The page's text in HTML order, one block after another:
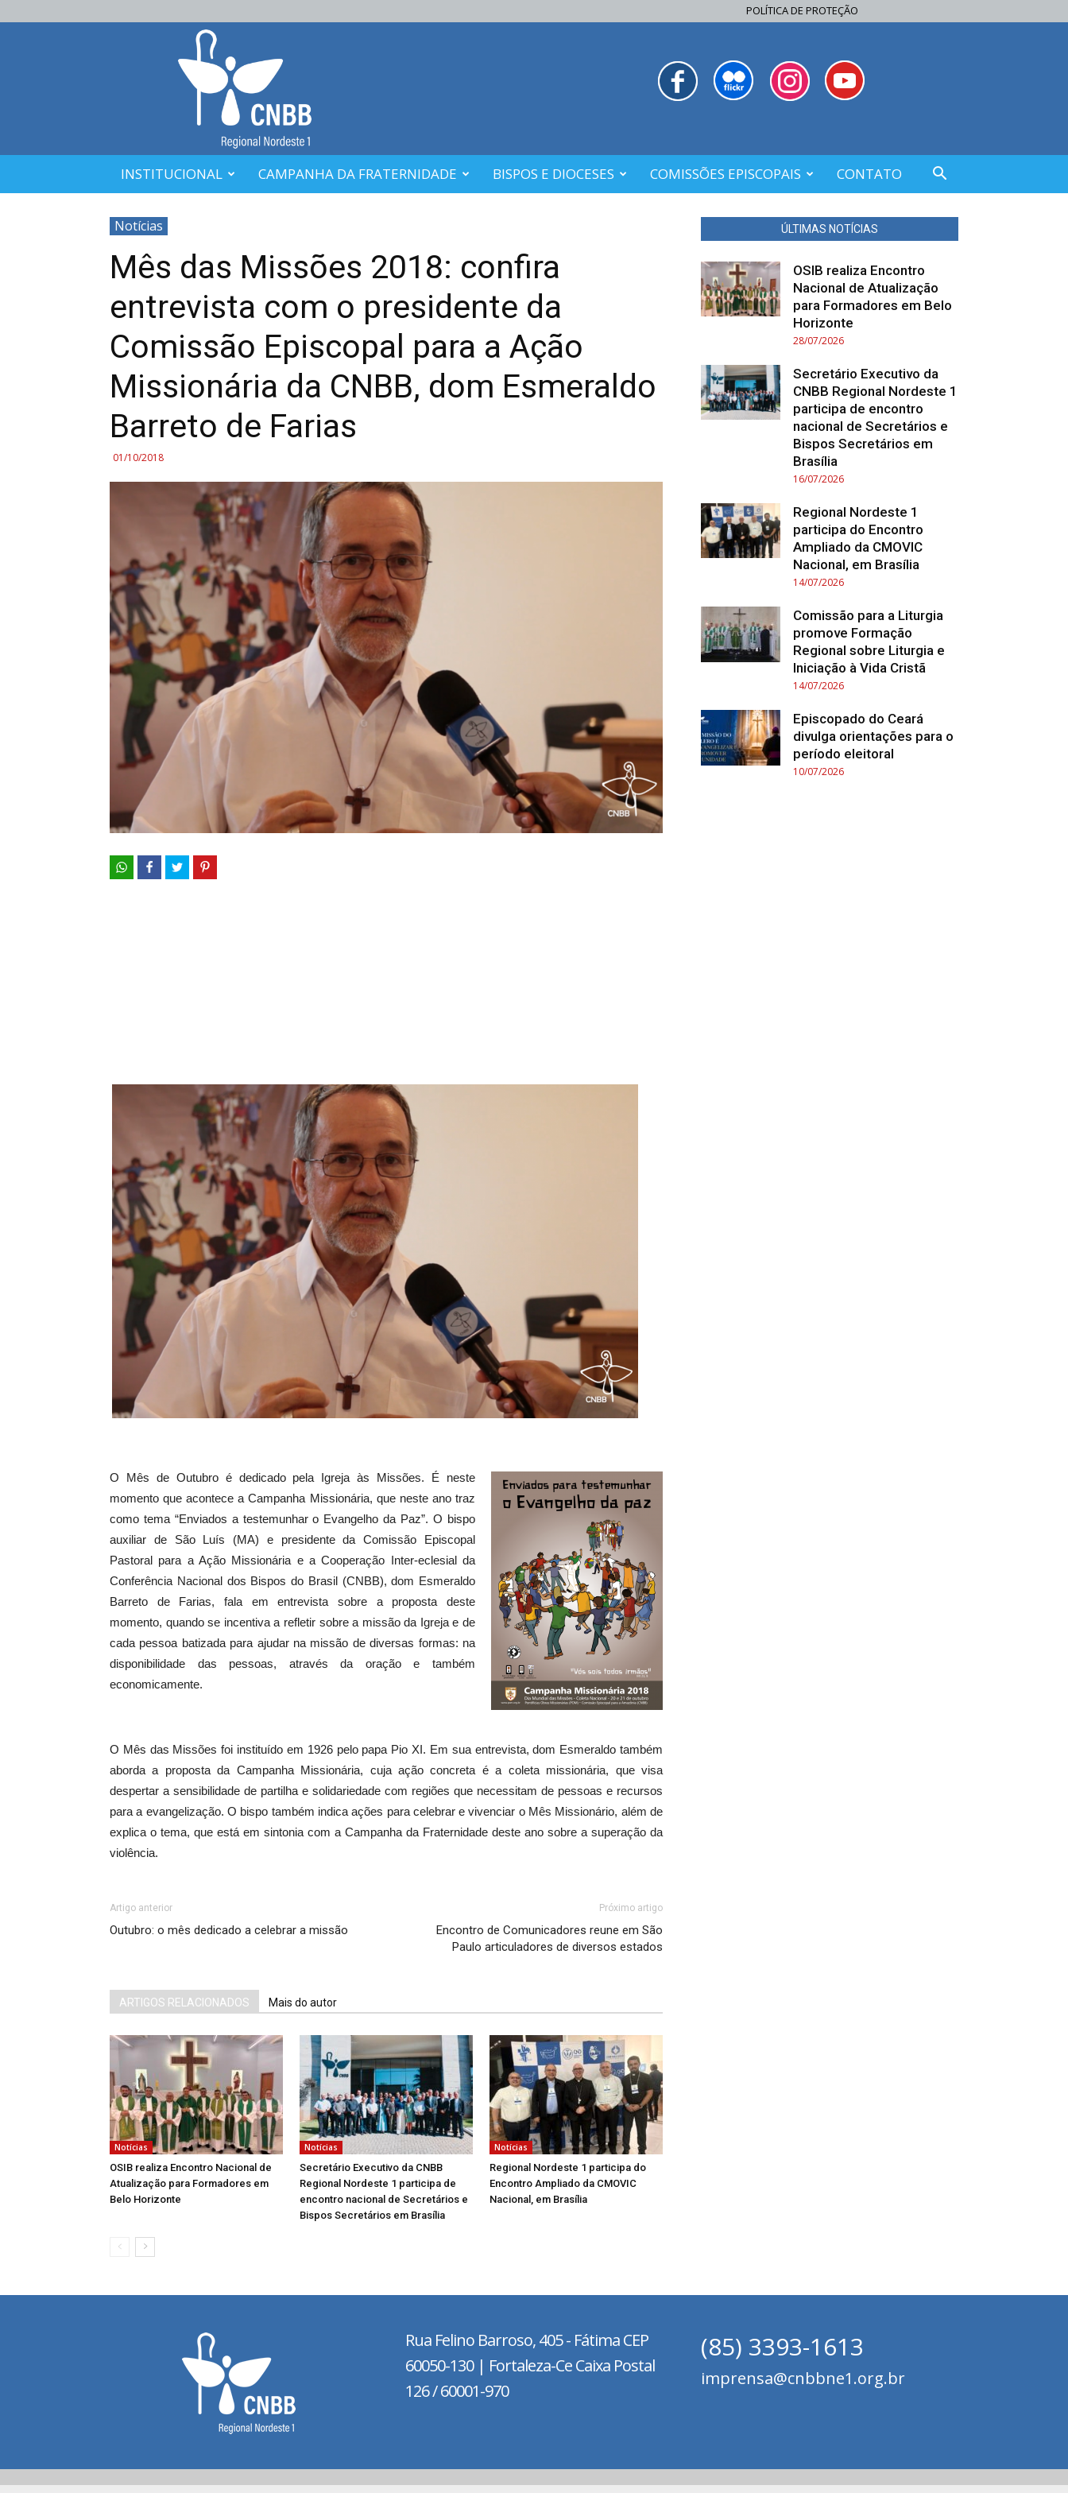
POLÍTICA DE PROTEÇÃO
Nordeste
INSTITUCIONAL CAMPANHA DA FRATERNIDADE BISPOS E DIOCESES COMISSÕES EPISCOPAIS CONTATO
Notícias
Mês das Missões 2018: confira
entrevista com o presidente da
Comissão Episcopal para a Ação
Missionária da CNBB, dom Esmeraldo
Barreto de Farias
01/10/2018
O Mês de Outubro é dedicado pela Igreja às Missões. É neste
momento que acontece a Campanha Missionária, que neste ano traz
como tema “Enviados a testemunhar o Evangelho da Paz”. O bispo
auxiliar de São Luís (MA) e presidente da Comissão Episcopal
Pastoral para a Ação Missionária e a Cooperação Inter-eclesial da
Conferência Nacional dos Bispos do Brasil (CNBB), dom Esmeraldo
Barreto de Farias, fala em entrevista sobre a proposta deste
momento, quando se incentiva a refletir sobre a missão da Igreja e de
cada pessoa batizada para ajudar na missão de diversas formas: na
disponibilidade das pessoas, através da oração e também
economicamente.
O Mês das Missões foi instituído em 1926 pelo papa Pio XI. Em sua entrevista, dom Esmeraldo também
aborda a proposta da Campanha Missionária, cuja ação concreta é a coleta missionária, que visa
despertar a sensibilidade de partilha e solidariedade com regiões que necessitam de pessoas e recursos
para a evangelização. O bispo também indica ações para celebrar e vivenciar o Mês Missionário, além de
explica o tema, que está em sintonia com a Campanha da Fraternidade deste ano sobre a superação da
violência.
Artigo anterior
Outubro: o mês dedicado a celebrar a missão
Próximo artigo
Encontro de Comunicadores reune em São
Paulo articuladores de diversos estados
ARTIGOS RELACIONADOS Mais do autor
Notícias
OSIB realiza Encontro Nacional de
Atualização para Formadores em
Belo Horizonte
Notícias
Secretário Executivo da CNBB
Regional Nordeste 1 participa de
encontro nacional de Secretários e
Bispos Secretários em Brasília
Notícias
Regional Nordeste 1 participa do
Encontro Ampliado da CMOVIC
Nacional, em Brasília
ÚLTIMAS NOTÍCIAS
OSIB realiza Encontro
Nacional de Atualização
para Formadores em Belo
Horizonte
28/07/2026
Secretário Executivo da
CNBB Regional Nordeste 1
participa de encontro
nacional de Secretários e
Bispos Secretários em
Brasília
16/07/2026
Regional Nordeste 1
participa do Encontro
Ampliado da CMOVIC
Nacional, em Brasília
14/07/2026
Comissão para a Liturgia
promove Formação
Regional sobre Liturgia e
Iniciação à Vida Cristã
14/07/2026
Episcopado do Ceará
divulga orientações para o
período eleitoral
10/07/2026
Rua Felino Barroso, 405 - FátimaCEP
60050-130 | Fortaleza-Ce Caixa Postal
126 / 60001-970
(85) 3393-1613
imprensa@cnbbne1.org.br